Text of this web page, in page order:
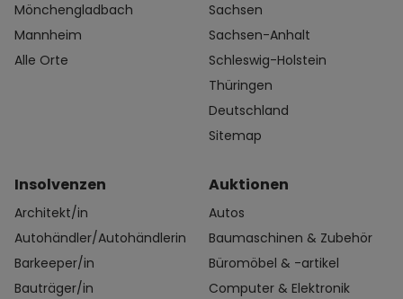
Mönchengladbach
Mannheim
Alle Orte
Sachsen
Sachsen-Anhalt
Schleswig-Holstein
Thüringen
Deutschland
Sitemap
Insolvenzen
Architekt/in
Autohändler/Autohändlerin
Barkeeper/in
Bauträger/in
Auktionen
Autos
Baumaschinen & Zubehör
Büromöbel & -artikel
Computer & Elektronik